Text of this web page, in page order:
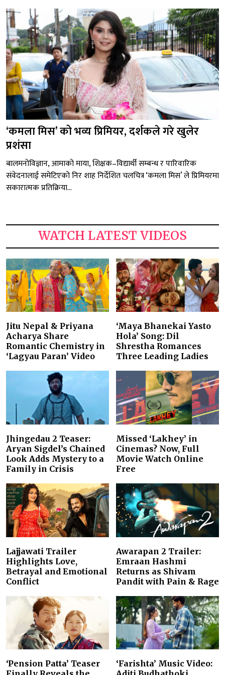
‘कमला मिस’ को भव्य प्रिमियर, दर्शकले गरे खुलेर
प्रशंसा
बालमनोविज्ञान, आमाको माया, शिक्षक–विद्यार्थी सम्बन्ध र पारिवारिक
संवेदनालाई समेटिएको निर शाह निर्देशित चलचित्र ‘कमला मिस’ ले प्रिमियरमा
सकारात्मक प्रतिक्रिया...
WATCH LATEST VIDEOS
Jitu Nepal & Priyana
Acharya Share
Romantic Chemistry in
‘Lagyau Paran’ Video
‘Maya Bhanekai Yasto
Hola’ Song: Dil
Shrestha Romances
Three Leading Ladies
Jhingedau 2 Teaser:
Aryan Sigdel’s Chained
Look Adds Mystery to a
Family in Crisis
Missed ‘Lakhey’ in
Cinemas? Now, Full
Movie Watch Online
Free
Lajjawati Trailer
Highlights Love,
Betrayal and Emotional
Conflict
Awarapan 2 Trailer:
Emraan Hashmi
Returns as Shivam
Pandit with Pain & Rage
‘Pension Patta’ Teaser
‘Farishta’ Music Video: